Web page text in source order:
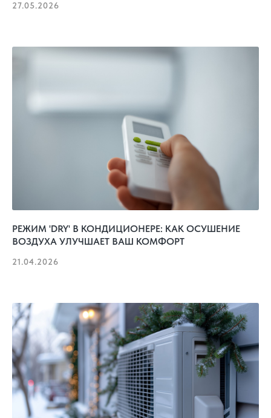
27.05.2026
РЕЖИМ 'DRY' В КОНДИЦИОНЕРЕ: КАК ОСУШЕНИЕ
ВОЗДУХА УЛУЧШАЕТ ВАШ КОМФОРТ
21.04.2026